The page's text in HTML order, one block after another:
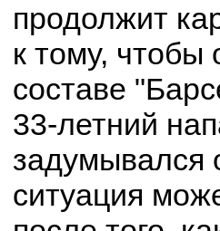
продолжит
к тому, чтобы
составе
33-летний
задумывался
ситуация